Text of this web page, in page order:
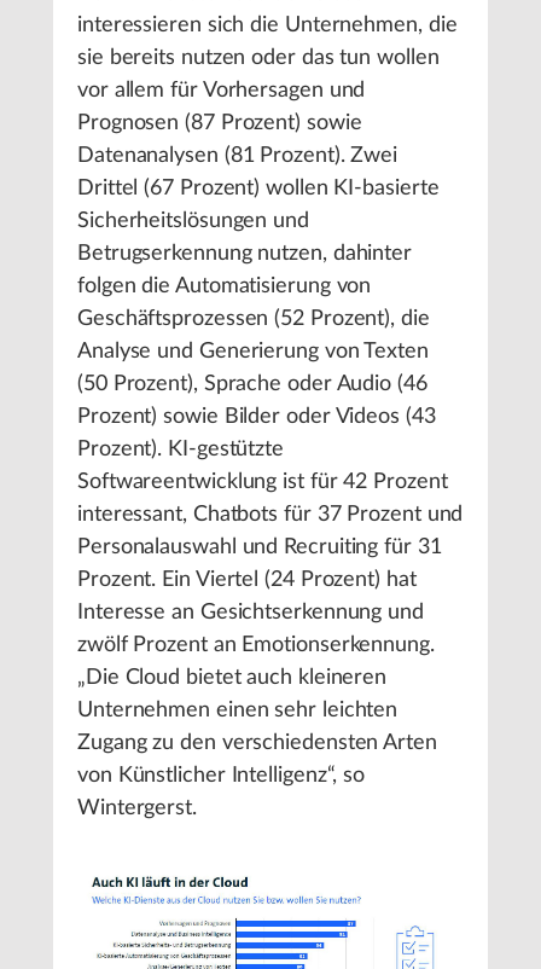
interessieren sich die Unternehmen, die
sie bereits nutzen oder das tun wollen
vor allem für Vorhersagen und
Prognosen (87 Prozent) sowie
Datenanalysen (81 Prozent). Zwei
Drittel (67 Prozent) wollen KI-basierte
Sicherheitslösungen und
Betrugserkennung nutzen, dahinter
folgen die Automatisierung von
Geschäftsprozessen (52 Prozent), die
Analyse und Generierung von Texten
(50 Prozent), Sprache oder Audio (46
Prozent) sowie Bilder oder Videos (43
Prozent). KI-gestützte
Softwareentwicklung ist für 42 Prozent
interessant, Chatbots für 37 Prozent und
Personalauswahl und Recruiting für 31
Prozent. Ein Viertel (24 Prozent) hat
Interesse an Gesichtserkennung und
zwölf Prozent an Emotionserkennung.
„Die Cloud bietet auch kleineren
Unternehmen einen sehr leichten
Zugang zu den verschiedensten Arten
von Künstlicher Intelligenz“, so
Wintergerst.